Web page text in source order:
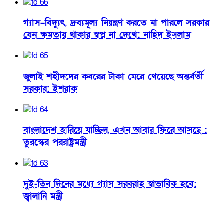
গ্যাস–বিদ্যুৎ, দ্রব্যমূল্য নিয়ন্ত্রণ করতে না পারলে সরকার
যেন ক্ষমতায় থাকার স্বপ্ন না দেখে: নাহিদ ইসলাম
জুলাই শহীদদের কবরের টাকা মেরে খেয়েছে অন্তর্বর্তী
সরকার: ইশরাক
বাংলাদেশ হারিয়ে যাচ্ছিল, এখন আবার ফিরে আসছে :
তুরস্কের পররাষ্ট্রমন্ত্রী
দুই-তিন দিনের মধ্যে গ্যাস সরবরাহ স্বাভাবিক হবে:
জ্বালানি মন্ত্রী